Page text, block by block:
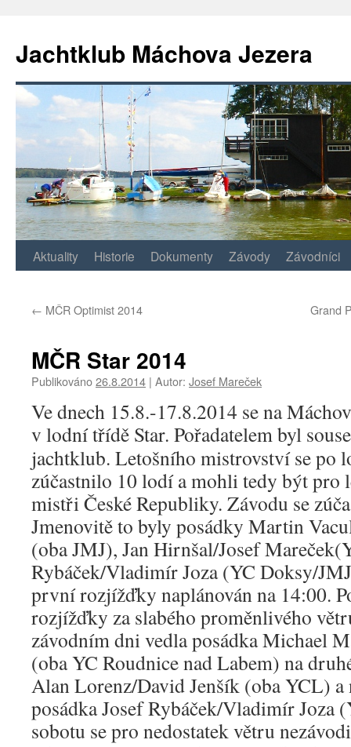
Jachtklub Máchova Jezera
Přejít
obsahu
Aktuality Historie Dokumenty Závody Závodníci
← MČR Optimist 2014 Grand
MČR Star 2014
Publikováno26.8.2014 | Autor: Josef Mareček
Ve dnech 15.8.-17.8.2014 se na
v lodní třídě Star. Pořadatelem byl
jachtklub. Letošního mistrovství se po
zúčastnilo 10 lodí a mohli tedy být pro
mistři České Republiky. Závodu se
Jmenovitě to byly posádky Martin
(oba JMJ), Jan Hirnšal/Josef
Rybáček/Vladimír Joza (YC Doksy/
první rozjížďky naplánován na 14:00.
rozjížďky za slabého proměnlivého
závodním dni vedla posádka Michael
(oba YC Roudnice nad Labem) na
Alan Lorenz/David Jenšík (oba YCL) a
posádka Josef Rybáček/Vladimír Joza
sobotu se pro nedostatek větru